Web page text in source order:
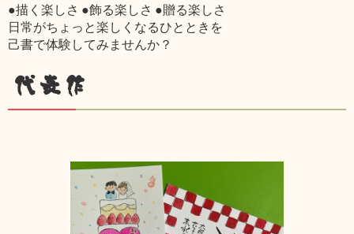
●描く楽しさ ●飾る楽しさ ●贈る楽しさ
日常がちょっと楽しくなるひとときを
己書で体験してみませんか？
代表作